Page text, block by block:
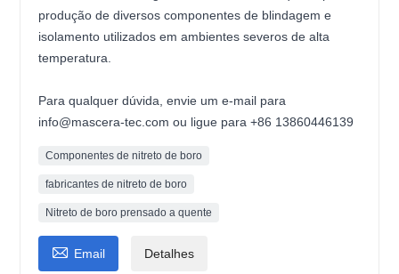
produção de diversos componentes de blindagem e
isolamento utilizados em ambientes severos de alta
temperatura.
Para qualquer dúvida, envie um e-mail para
info@mascera-tec.com ou ligue para +86 13860446139
Componentes de nitreto de boro
fabricantes de nitreto de boro
Nitreto de boro prensado a quente
 Email Detalhes